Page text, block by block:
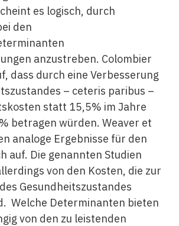
es logisch, durch
den
anzustreben. Colombier
dass durch eine Verbesserung
– ceteris paribus –
statt 15,5% im Jahre
betragen würden. Weaver et
analoge Ergebnisse für den
auf. Die genannten Studien
von den Kosten, die zur
Gesundheitszustandes
Welche Determinanten bieten
von den zu leistenden